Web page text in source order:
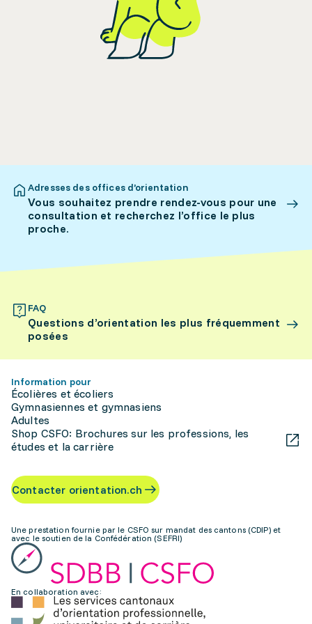
Adresses des offices d’orientation
Vous souhaitez prendre rendez-vous pour une
consultation et recherchez l’office le plus
proche.
FAQ
Questions d’orientation les plus fréquemment
posées
Information pour
Écolières et écoliers
Gymnasiennes et gymnasiens
Adultes
Shop CSFO: Brochures sur les professions, les
études et la carrière
Contacter orientation.ch
Une prestation fournie par le CSFO sur mandat des cantons (CDIP) et
avec le soutien de la Confédération (SEFRI)
En collaboration avec: